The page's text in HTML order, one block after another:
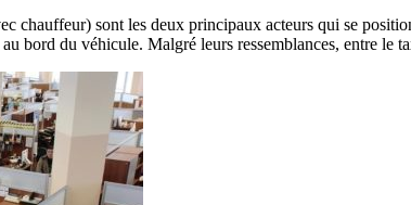
chauffeur) sont les deux principaux acteurs qui se
bord du véhicule. Malgré leurs ressemblances, entre